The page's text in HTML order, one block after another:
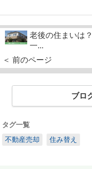
老後の住まいは？
一...
＜ 前のページ
ブロ
タグ一覧
不動産売却
住み替え